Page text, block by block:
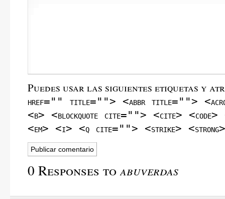
Puedes usar las siguientes etiquetas y
href="" title=""> <abbr title="">
<b> <blockquote cite=""> <cite> <code>
<em> <i> <q cite=""> <strike> <strong>
0 Responses toabuverdas